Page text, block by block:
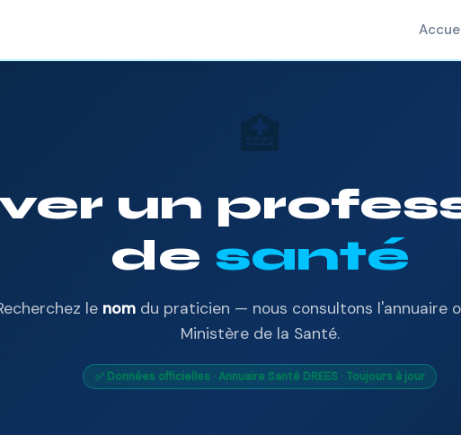
🏥
un
de santé
le nom du praticien — nous consultons l'annuaire
Ministère de la Santé.
✅ Données officielles · Annuaire Santé DREES · Toujours à jour